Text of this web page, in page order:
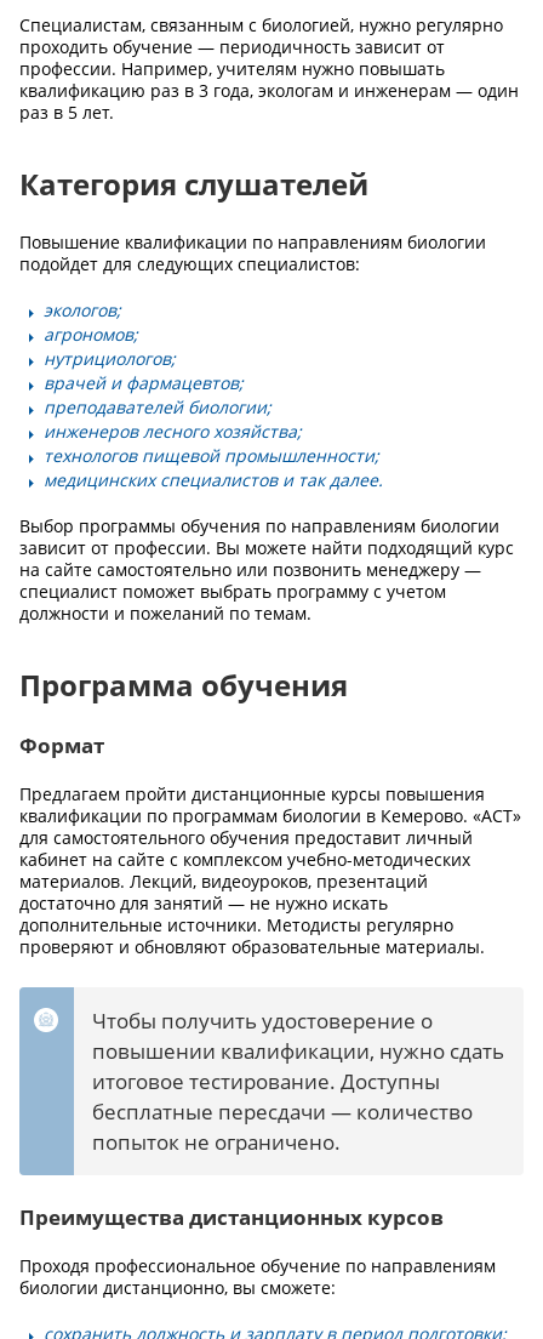
Специалистам, связанным с биологией, нужно регулярно
проходить обучение — периодичность зависит от
профессии. Например, учителям нужно повышать
квалификацию раз в 3 года, экологам и инженерам — один
раз в 5 лет.
Категория слушателей
Повышение квалификации по направлениям биологии
подойдет для следующих специалистов:
экологов;
агрономов;
нутрициологов;
врачей и фармацевтов;
преподавателей биологии;
инженеров лесного хозяйства;
технологов пищевой промышленности;
медицинских специалистов и так далее.
Выбор программы обучения по направлениям биологии
зависит от профессии. Вы можете найти подходящий курс
на сайте самостоятельно или позвонить менеджеру —
специалист поможет выбрать программу с учетом
должности и пожеланий по темам.
Программа обучения
Формат
Предлагаем пройти дистанционные курсы повышения
квалификации по программам биологии в Кемерово. «АСТ»
для самостоятельного обучения предоставит личный
кабинет на сайте с комплексом учебно-методических
материалов. Лекций, видеоуроков, презентаций
достаточно для занятий — не нужно искать
дополнительные источники. Методисты регулярно
проверяют и обновляют образовательные материалы.
Чтобы получить удостоверение о
повышении квалификации, нужно сдать
итоговое тестирование. Доступны
бесплатные пересдачи — количество
попыток не ограничено.
Преимущества дистанционных курсов
Проходя профессиональное обучение по направлениям
биологии дистанционно, вы сможете:
сохранить должность и зарплату в период подготовки;